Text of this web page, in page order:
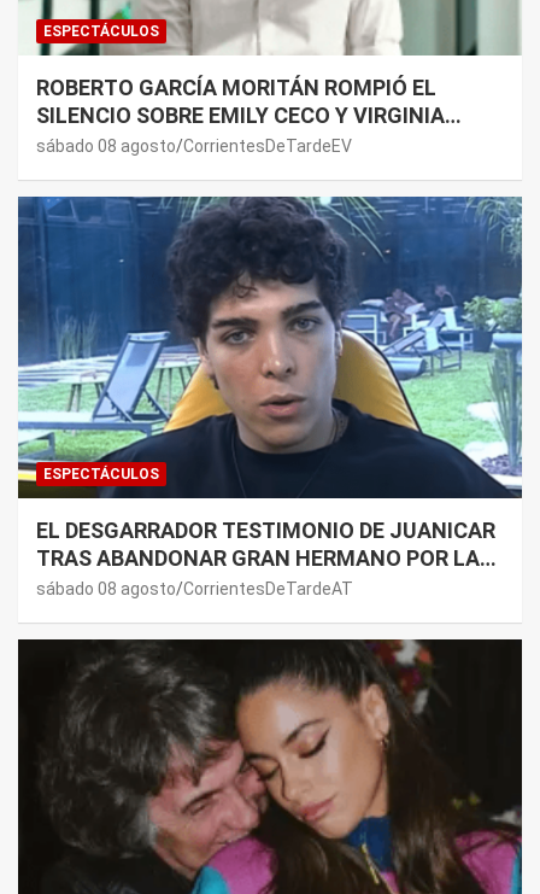
ESPECTÁCULOS
ROBERTO GARCÍA MORITÁN ROMPIÓ EL
SILENCIO SOBRE EMILY CECO Y VIRGINIA
GALLARDO: “DEDÍQUENSE A SUS VIDAS”
sábado 08 agosto CorrientesDeTardeEV
ESPECTÁCULOS
EL DESGARRADOR TESTIMONIO DE JUANICAR
TRAS ABANDONAR GRAN HERMANO POR LA
SALUD DE SU MAMÁ.
sábado 08 agosto CorrientesDeTardeAT